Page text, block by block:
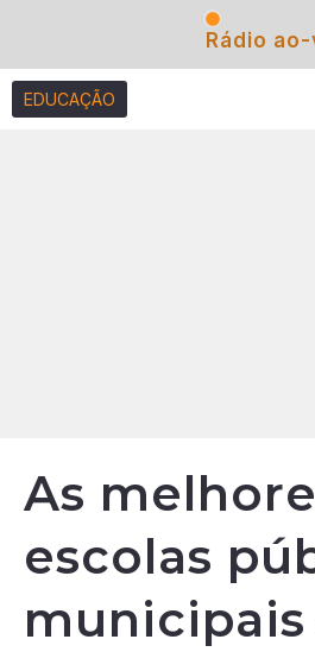
Rádio
EDUCAÇÃO
As
escolas
municipais